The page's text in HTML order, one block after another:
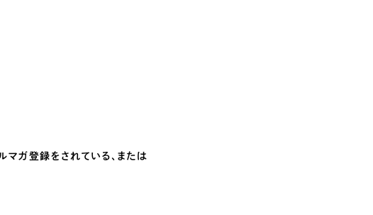
ガ登録をされている、または